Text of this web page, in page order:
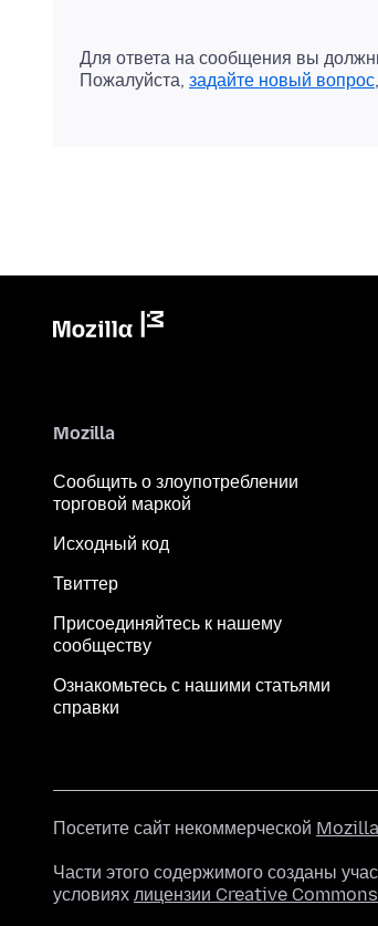
Для ответа на сообщения вы
Пожалуйста, задайте новый вопрос
Mozilla
Сообщить о злоупотреблении
торговой маркой
Исходный код
Твиттер
Присоединяйтесь к нашему
сообществу
Ознакомьтесь с нашими статьями
справки
Посетите сайт некоммерческой
Части этого содержимого созданы
условиях лицензии Creative Commons